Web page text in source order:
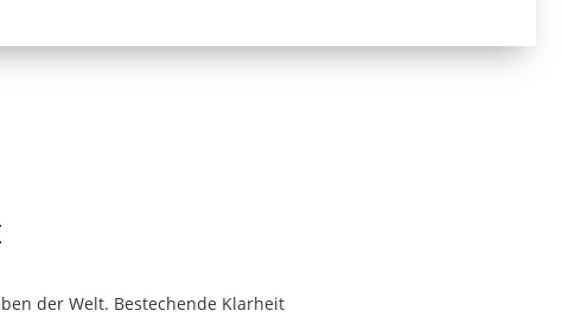
der Welt. Bestechende Klarheit